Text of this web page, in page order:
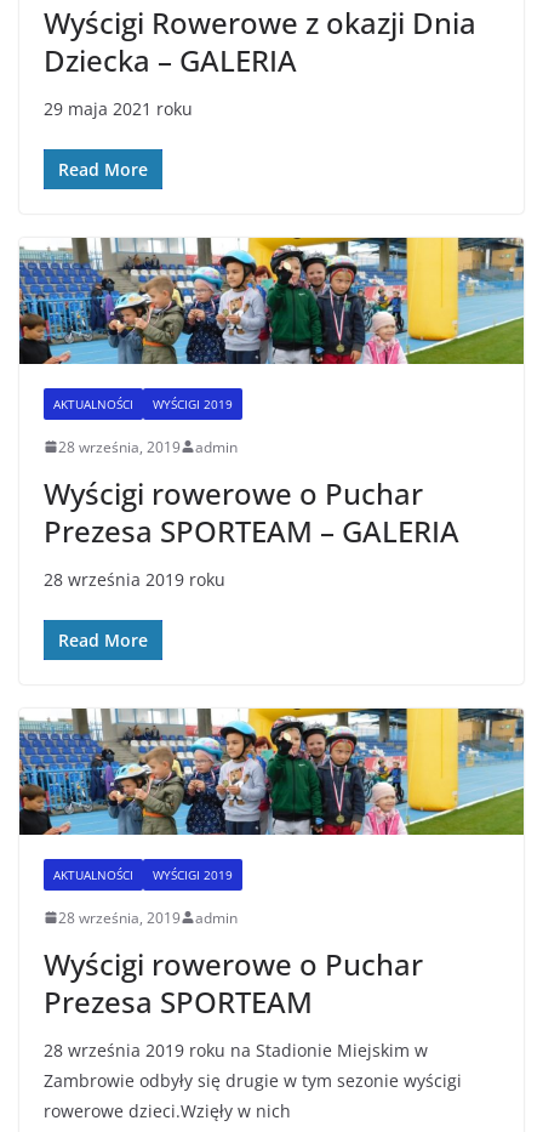
Wyścigi Rowerowe z okazji Dnia
Dziecka – GALERIA
29 maja 2021 roku
Read More
AKTUALNOŚCI WYŚCIGI 2019
28 września, 2019 admin
Wyścigi rowerowe o Puchar
Prezesa SPORTEAM – GALERIA
28 września 2019 roku
Read More
AKTUALNOŚCI WYŚCIGI 2019
28 września, 2019 admin
Wyścigi rowerowe o Puchar
Prezesa SPORTEAM
28 września 2019 roku na Stadionie Miejskim w
Zambrowie odbyły się drugie w tym sezonie wyścigi
rowerowe dzieci.Wzięły w nich